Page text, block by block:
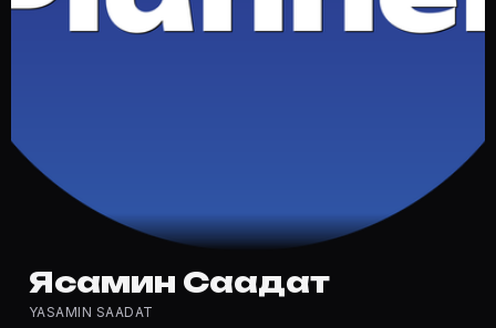
Частые вопросы о Ясамин Саадат
Полный список — на Movie Planner: https://movie-
Кто такой(ая) Ясамин Саадат?
Ясамин Саадат — Актер. Биография и роли на
Где открыть фильмографию Ясамин Саадат?
На Movie Planner: https://movie-planner.ru/s/
Ясамин Саадат
YASAMIN SAADAT